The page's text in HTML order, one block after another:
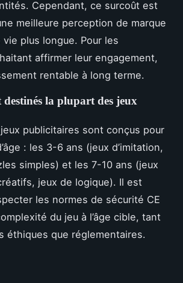
Cependant, ce surcoût est
meilleure perception de marque
plus longue. Pour les
affirmer leur engagement,
rentable à long terme.
destinés la plupart des jeux
publicitaires sont conçus pour
: les 3-6 ans (jeux d’imitation,
simples) et les 7-10 ans (jeux
jeux de logique). Il est
les normes de sécurité CE
du jeu à l’âge cible, tant
éthiques que réglementaires.